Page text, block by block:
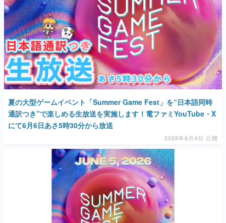
夏の大型ゲームイベント「Summer Game Fest」を“日本語同時
通訳つき”で楽しめる生放送を実施します！電ファミYouTube・X
にて6月6日あさ5時30分から放送
2026年6月4日 公開